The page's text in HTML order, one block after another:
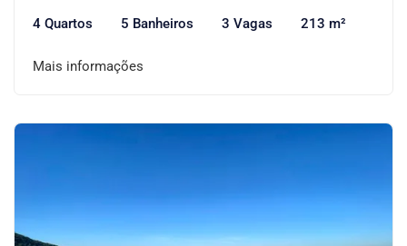
4 Quartos 5 Banheiros 3 Vagas 213 m²
Mais informações